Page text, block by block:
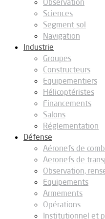
Observation
Sciences
Segment sol
Navigation
Industrie
Groupes
Constructeurs
Equipementiers
Hélicoptéristes
Financements
Salons
Réglementation
Défense
Aéronefs de
Aeronefs de
Observation,
Equipements
Armements
Opérations
Institutionnel et